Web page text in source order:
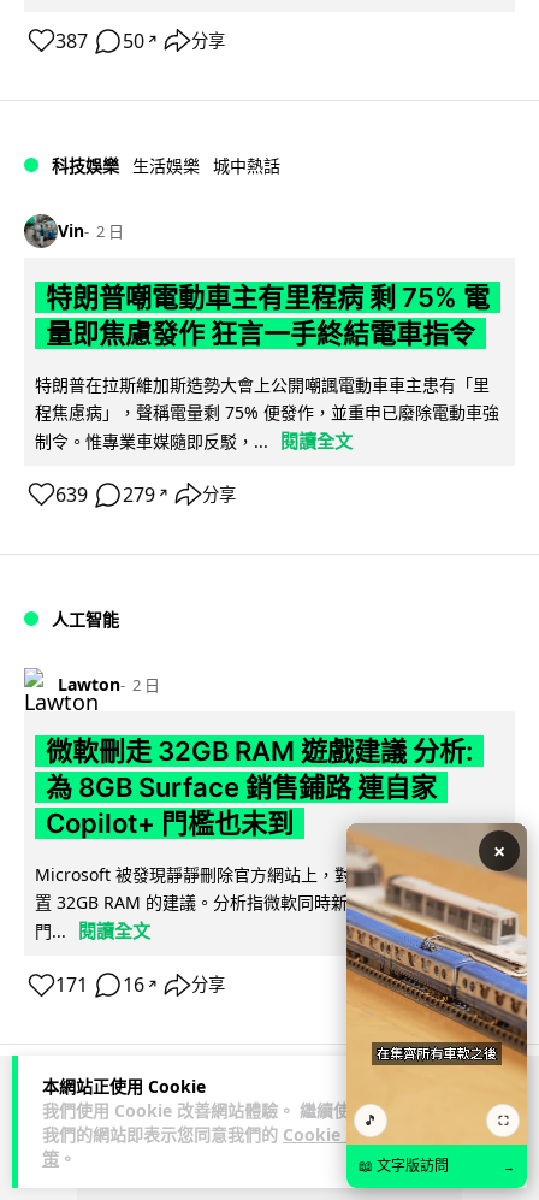
本網站正使用 Cookie
我們使用 Cookie 改善網站體驗。 繼續使用
我們的網站即表示您同意我們的 Cookie 政
策 。
387 50 ↗ 分享
科技娛樂 生活娛樂 城中熱話
Vin 2 日
特朗普嘲電動車主有里程病 剩 75% 電
量即焦慮發作 狂言一手終結電車指令
特朗普在拉斯維加斯造勢大會上公開嘲諷電動車車主患有「里
程焦慮病」，聲稱電量剩 75% 便發作，並重申已廢除電動車強
制令。惟專業車媒隨即反駁，...
閱讀全文
639 279 ↗ 分享
人工智能
Lawton 2 日
微軟刪走 32GB RAM 遊戲建議 分析:
為 8GB Surface 銷售鋪路 連自家
Copilot+ 門檻也未到
Microsoft 被發現靜靜刪除官方網站上，對遊戲玩家要為電腦配
置 32GB RAM 的建議。分析指微軟同時新推出的 8GB RAM 入
門...
閱讀全文
171 16 ↗ 分享
ADVERTISEMENT
×
🎵 ⛶
📖 文字版訪問 →